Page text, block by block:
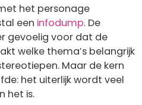
het personage
een infodump. De
gevoelig voor dat de
welke thema’s belangrijk
Maar de kern
het uiterlijk wordt veel
het is.